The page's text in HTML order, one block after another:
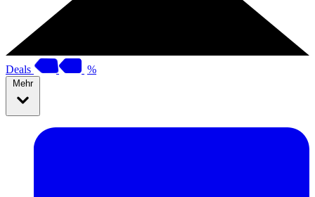
Deals %
Mehr